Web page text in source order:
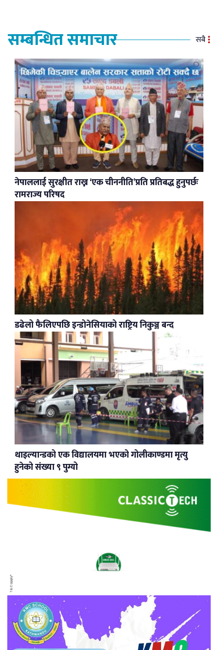
सम्बन्धित समाचार सबै
नेपाललाई सुरक्षीत राख्न ‘एक चीननीति’प्रति प्रतिबद्ध हुनुपर्छः
रामराज्य परिषद
डढेलो फैलिएपछि इन्डोनेसियाको राष्ट्रिय निकुञ्ज बन्द
थाइल्यान्डको एक विद्यालयमा भएको गोलीकाण्डमा मृत्यु
हुनेको संख्या ९ पुग्यो